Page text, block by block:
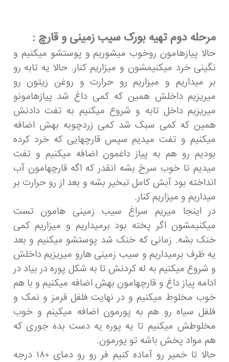
مرحله دوم تهیه بورک سیب زمینی و قارچ :
حالا پیازهامون روخوب میشوریم و پوستشو میکنیم و
نگینی خرد میکنیمشون و میزاریم کنار. حالا یه تابه رو
بر میداریم و میزاریم رو حرارت و روغن زیتون رو
میریزیم داخلش همین که کمی داغ شد پیازهامونو
میریزیم داخل تابه و شروع میکنیم به تفت دادنش
همین که کمی سبک شد کمی زردچوبه بهش اضافه
میکنیم و تفت میدیم سپس قارچهایی که خرد کرده
بودیم رو هم به پیاز داغمون اضافه میکنیم و تفت
میدیم تا خوب سرخ بشه انقدر که اگه قارچهامون آب
انداخته بود آبش کامل تبخیر بشه و بعد از رو حرارت بر
میداریم و میزاریم کنار.
در اینجا میریم سراغ سیب زمینی هامون تست
میکنیمشون اگر پخته بود برمیداریم و میزاریم کمی
خنک بشه. زمانی که خنک شد پوستشو میکنیم و بعد
یه ظرف برمیداریم و سیب زمینی هارو میریزیم داخلش
و شروع میکنیم به له کردنش تا به شکل پوره در بیاد در
ادامه پیاز داغ و قارچهامون بهش اضافه میکنیم و با هم
خوب مخلوط میکنیم و در نهایت فلفل قرمز و نمک و
فلفل سیاه رو هم به پورمون اضافه میکینم و خوب
مخلوطش میکنیم تا یه پوره یه دست بده جوری که
هم مواد پخش باشه تو پورمون.
حالا تا خمیر رو آماده کنیم فر رو رو دمای ۱۸۰ درجه